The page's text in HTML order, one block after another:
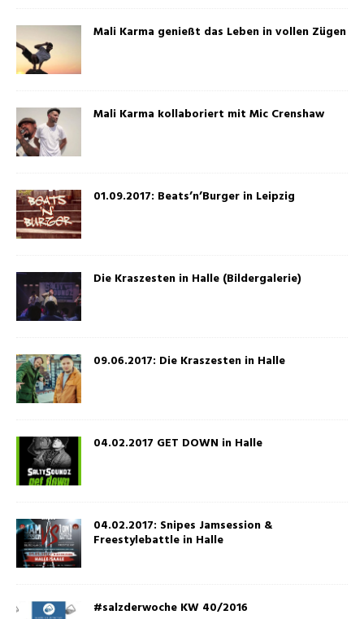
Mali Karma genießt das Leben in vollen Zügen
Mali Karma kollaboriert mit Mic Crenshaw
01.09.2017: Beats’n’Burger in Leipzig
Die Kraszesten in Halle (Bildergalerie)
09.06.2017: Die Kraszesten in Halle
04.02.2017 GET DOWN in Halle
04.02.2017: Snipes Jamsession &
Freestylebattle in Halle
#salzderwoche KW 40/2016